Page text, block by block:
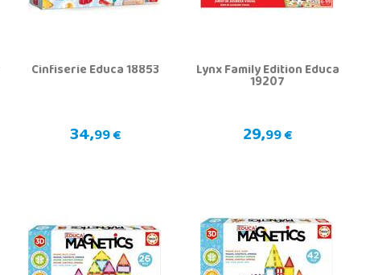
Cinfiserie Educa 18853
34,99 €
Lynx Family Edition Educa
19207
29,99 €